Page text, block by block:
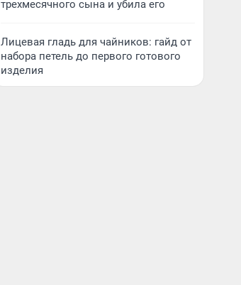
трехмесячного сына и убила его
Лицевая гладь для чайников: гайд от
набора петель до первого готового
изделия